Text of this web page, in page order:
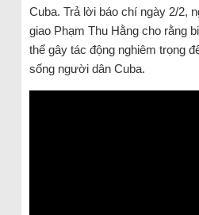
Cuba. Trả lời báo chí ngày 2/2,
giao Phạm Thu Hằng cho rằng
thể gây tác động nghiêm trọng
sống người dân Cuba.